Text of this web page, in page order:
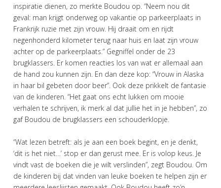
inspiratie dienen, zo merkte Boudou op. “Neem nou dit
geval: man krijgt onderweg op vakantie op parkeerplaats in
Frankrijk ruzie met zijn vrouw. Hij draait om en rijdt
negenhonderd kilometer terug naar huis en laat zijn vrouw
achter op de parkeerplaats.” Gegniffel onder de 23
brugklassers. Er komen reacties los van wat er allemaal aan
de hand zou kunnen zijn. En dan deze kop: “Vrouw in Alaska
in haar bil gebeten door beer”. Ook deze prikkelt de fantasie
van de kinderen. “Het gaat ons echt lukken om mooie
verhalen te schrijven, ik merk al dat jullie het in je hebben”, zo
gaf Boudou de brugklassers een schouderklopje.
“Wat lezen betreft: als je aan een boek begint, en je denkt,
‘dit is het niet…’ stop er dan gerust mee. Er is volop keus. Je
vindt vast de boeken die je wilt verslinden”, zegt Boudou. Om
de kinderen bij dat vinden van leuke boeken te helpen zijn er